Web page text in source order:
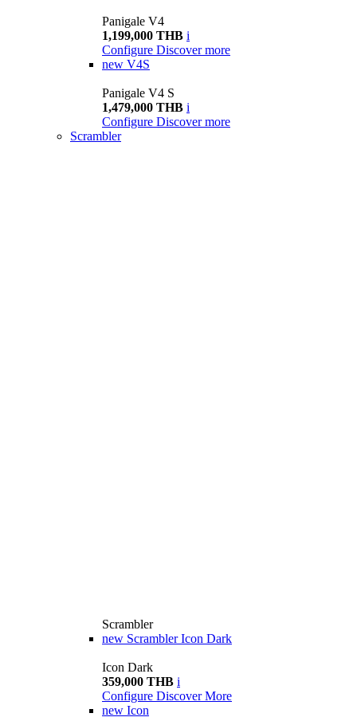
Panigale V4
1,199,000 THB i
Configure Discover more
new V4S
Panigale V4 S
1,479,000 THB i
Configure Discover more
Scrambler
Scrambler
new Scrambler Icon Dark
Icon Dark
359,000 THB i
Configure Discover More
new Icon